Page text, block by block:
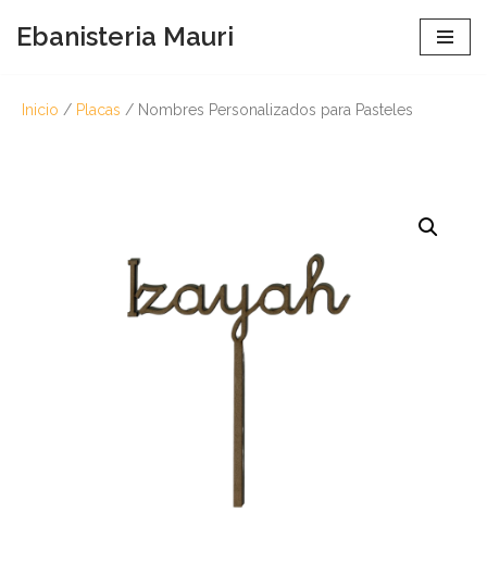
contenido
Ebanisteria Mauri
Inicio / Placas / Nombres Personalizados para Pasteles